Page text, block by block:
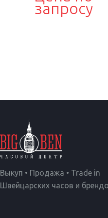
запросу
Выкуп • Продажа • Trade in
Швейцарских часов и